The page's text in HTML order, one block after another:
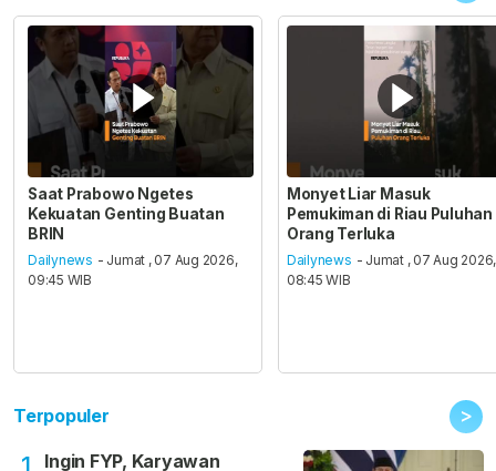
Saat Prabowo Ngetes
Kekuatan Genting Buatan
BRIN
Dailynews - Jumat , 07 Aug 2026,
09:45 WIB
Monyet Liar Masuk
Pemukiman di Riau Puluhan
Orang Terluka
Dailynews - Jumat , 07 Aug 2026,
08:45 WIB
Terpopuler >
Ingin FYP, Karyawan